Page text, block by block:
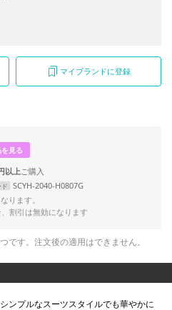
マイブランドに登録
見る
以上
ド
SCYH-2040-H0807G
ります。
割引は無効になります
す。注文後の適用はできません。
ンプルなスーツスタイルでも華やかに